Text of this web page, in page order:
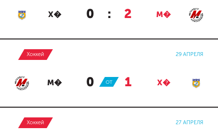
Х� 0 : 2 М�
Хоккей 29 АПРЕЛЯ
М� 0 : 1 Х�
ОТ
Хоккей 27 АПРЕЛЯ